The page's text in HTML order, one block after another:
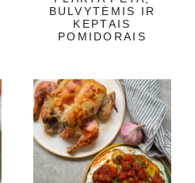
BULVYTĖMIS IR
KEPTAIS
POMIDORAIS